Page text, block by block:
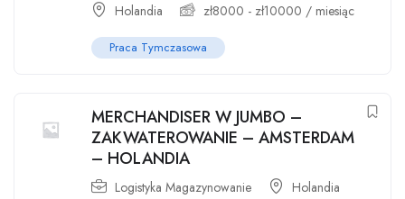
Holandia
zł8000 - zł10000 / miesiąc
Praca Tymczasowa
MERCHANDISER W JUMBO –
ZAKWATEROWANIE – AMSTERDAM
– HOLANDIA
Logistyka Magazynowanie
Holandia